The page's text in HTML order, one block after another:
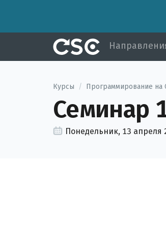
Курсы / Программирование на
Семинар
Понедельник, 13 апреля